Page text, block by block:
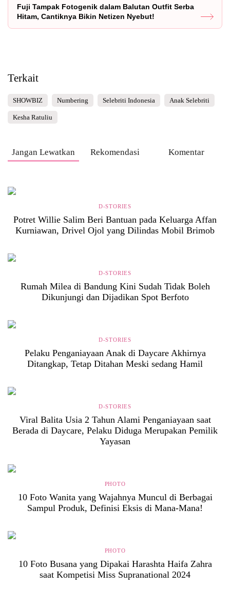
Fuji Tampak Fotogenik dalam Balutan Outfit Serba
Hitam, Cantiknya Bikin Netizen Nyebut!
Terkait
SHOWBIZ Numbering Selebriti Indonesia Anak Selebriti
Kesha Ratuliu
Jangan Lewatkan Rekomendasi Komentar
D-STORIES
Potret Willie Salim Beri Bantuan pada Keluarga Affan
Kurniawan, Drivel Ojol yang Dilindas Mobil Brimob
D-STORIES
Rumah Milea di Bandung Kini Sudah Tidak Boleh
Dikunjungi dan Dijadikan Spot Berfoto
D-STORIES
Pelaku Penganiayaan Anak di Daycare Akhirnya
Ditangkap, Tetap Ditahan Meski sedang Hamil
D-STORIES
Viral Balita Usia 2 Tahun Alami Penganiayaan saat
Berada di Daycare, Pelaku Diduga Merupakan Pemilik
Yayasan
PHOTO
10 Foto Wanita yang Wajahnya Muncul di Berbagai
Sampul Produk, Definisi Eksis di Mana-Mana!
PHOTO
10 Foto Busana yang Dipakai Harashta Haifa Zahra
saat Kompetisi Miss Supranational 2024